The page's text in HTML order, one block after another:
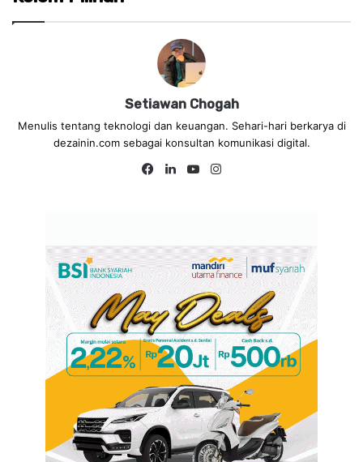
Setiawan Chogah
Menulis tentang teknologi dan keuangan. Sehari-hari berkarya di
dezainin.com sebagai konsultan komunikasi digital.
Fa
Lin
Yo